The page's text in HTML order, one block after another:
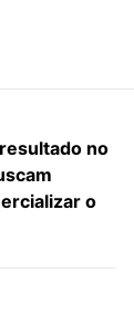
no
o